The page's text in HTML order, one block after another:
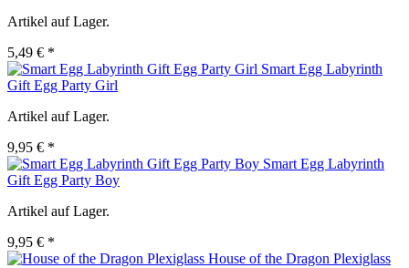
Artikel auf Lager.
5,49 € *
Smart Egg Labyrinth
Gift Egg Party Girl
Artikel auf Lager.
9,95 € *
Smart Egg Labyrinth
Gift Egg Party Boy
Artikel auf Lager.
9,95 € *
House of the Dragon Plexiglass